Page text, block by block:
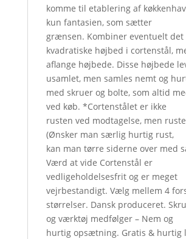
komme til etablering af
kun fantasien, som sætter
grænsen. Kombiner eventuelt det
kvadratiske højbed i cortenstål,
aflange højbede. Disse højbede
usamlet, men samles nemt og
med skruer og bolte, som altid
ved køb. *Cortenstålet er ikke
rusten ved modtagelse, men
(Ønsker man særlig hurtig rust,
kan man tørre siderne over med
Værd at vide Cortenstål er
vedligeholdelsesfrit og er meget
vejrbestandigt. Vælg mellem 4
størrelser. Dansk produceret.
og værktøj medfølger – Nem og
hurtig opsætning. Gratis & hurtig